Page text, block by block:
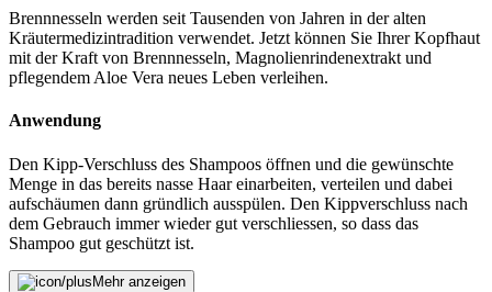
Brennnesseln werden seit Tausenden von Jahren in der alten
Kräutermedizintradition verwendet. Jetzt können Sie Ihrer Kopfhaut
mit der Kraft von Brennnesseln, Magnolienrindenextrakt und
pflegendem Aloe Vera neues Leben verleihen.
Anwendung
Den Kipp-Verschluss des Shampoos öffnen und die gewünschte
Menge in das bereits nasse Haar einarbeiten, verteilen und dabei
aufschäumen dann gründlich ausspülen. Den Kippverschluss nach
dem Gebrauch immer wieder gut verschliessen, so dass das
Shampoo gut geschützt ist.
Fehler meldenMehr anzeigen